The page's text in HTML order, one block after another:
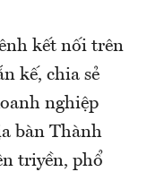
kết nối trên
kế, chia sẻ
nghiệp
bàn Thành
triyền, phổ